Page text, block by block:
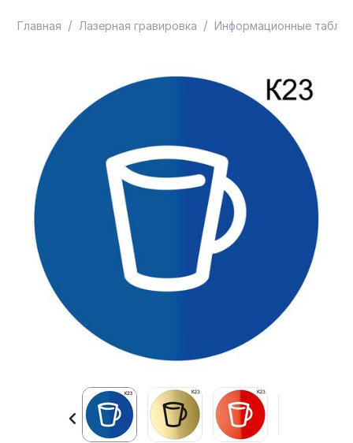
Главная / Лазерная гравировка / Информационные